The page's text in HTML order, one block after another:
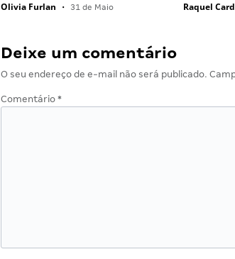
Olivia Furlan • 31 de Maio Raquel
Deixe um comentário
O seu endereço de e-mail não será publicado.
Comentário *